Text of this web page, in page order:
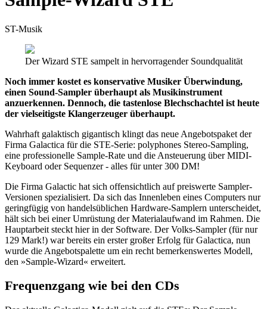
ST-Musik
Der Wizard STE sampelt in hervorragender Soundqualität
Noch immer kostet es konservative Musiker Überwindung,
einen Sound-Sampler überhaupt als Musikinstrument
anzuerkennen. Dennoch, die tastenlose Blechschachtel ist heute
der vielseitigste Klangerzeuger überhaupt.
Wahrhaft galaktisch gigantisch klingt das neue Angebotspaket der
Firma Galactica für die STE-Serie: polyphones Stereo-Sampling,
eine professionelle Sample-Rate und die Ansteuerung über MIDI-
Keyboard oder Sequenzer - alles für unter 300 DM!
Die Firma Galactic hat sich offensichtlich auf preiswerte Sampler-
Versionen spezialisiert. Da sich das Innenleben eines Computers nur
geringfügig von handelsüblichen Hardware-Samplern unterscheidet,
hält sich bei einer Umrüstung der Materialaufwand im Rahmen. Die
Hauptarbeit steckt hier in der Software. Der Volks-Sampler (für nur
129 Mark!) war bereits ein erster großer Erfolg für Galactica, nun
wurde die Angebotspalette um ein recht bemerkenswertes Modell,
den »Sample-Wizard« erweitert.
Frequenzgang wie bei den CDs